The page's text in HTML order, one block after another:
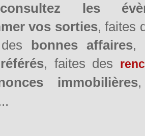
consultez les
vos sorties, faites
bonnes affaires,
, faites des
immobilières